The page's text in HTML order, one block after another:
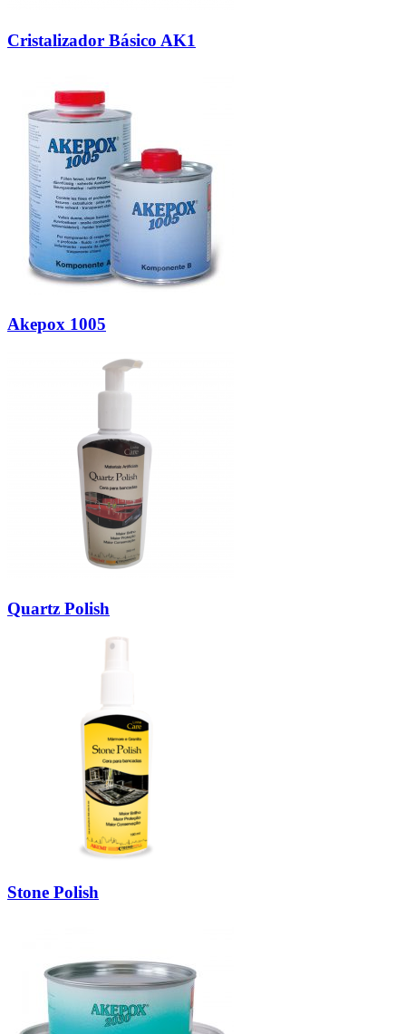
Cristalizador Básico AK1
Akepox 1005
Quartz Polish
Stone Polish